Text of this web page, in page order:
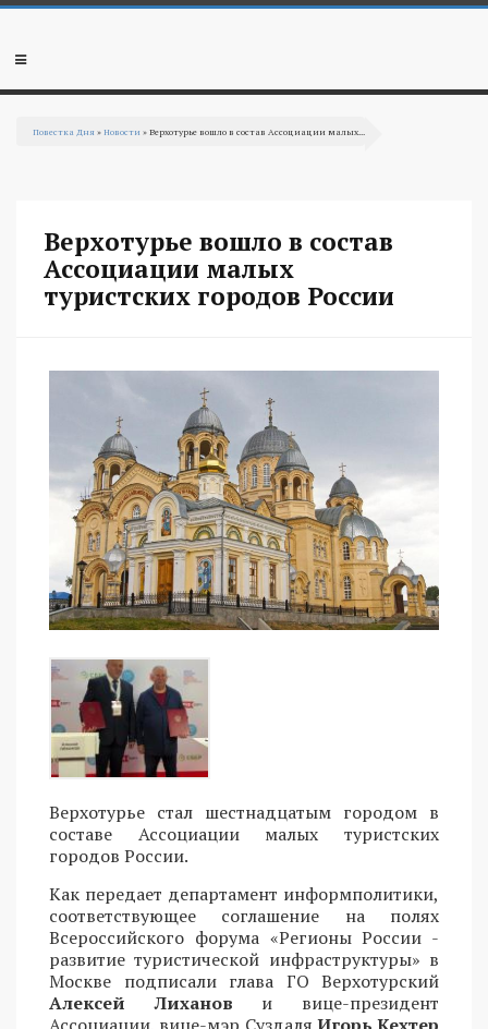
Перейти к основному содержанию
Мобильное
Повестка Дня »Новости » Верхотурье вошло в состав Ассоциации малых...
Верхотурье вошло в состав
Ассоциации малых
туристских городов России
Верхотурье стал шестнадцатым городом в
составе Ассоциации малых туристских
городов России.
Как передает департамент информполитики,
соответствующее соглашение на полях
Всероссийского форума «Регионы России -
развитие туристической инфраструктуры» в
Москве подписали глава ГО Верхотурский
Алексей Лиханов и вице-президент